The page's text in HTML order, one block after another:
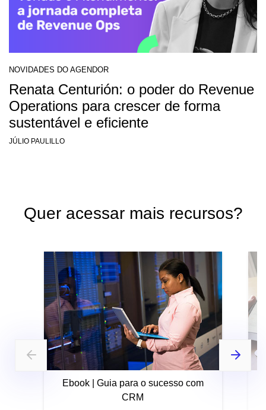
NOVIDADES DO AGENDOR
Renata Centurión: o poder do Revenue
Operations para crescer de forma
sustentável e eficiente
JÚLIO PAULILLO
Quer acessar mais recursos?
Ebook | Guia para o sucesso com
CRM